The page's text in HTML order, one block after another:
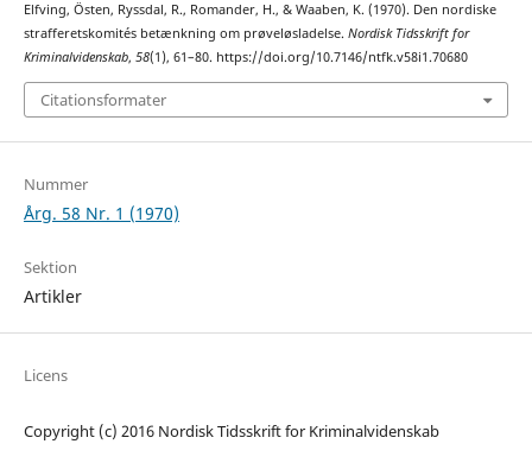
Elfving, Östen, Ryssdal, R., Romander, H., & Waaben, K. (1970). Den nordiske
strafferetskomités betænkning om prøveløsladelse. Nordisk Tidsskrift for
Kriminalvidenskab, 58(1), 61–80. https://doi.org/10.7146/ntfk.v58i1.70680
Citationsformater
Nummer
Årg. 58 Nr. 1 (1970)
Sektion
Artikler
Licens
Copyright (c) 2016 Nordisk Tidsskrift for Kriminalvidenskab